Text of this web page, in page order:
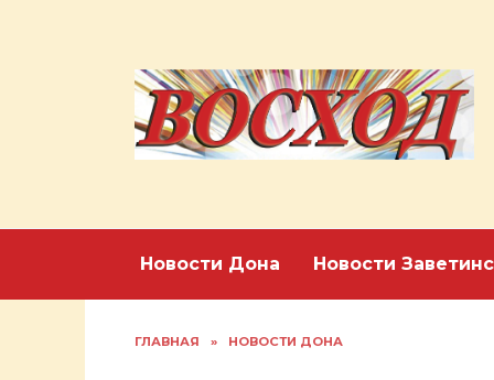
Новости Дона Новости
ГЛАВНАЯ » НОВОСТИ ДОНА